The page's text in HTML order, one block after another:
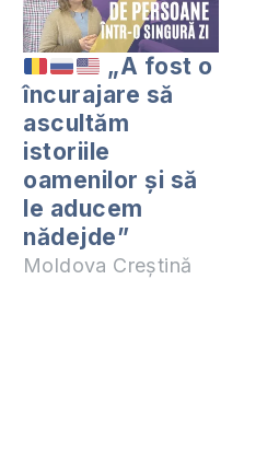
„A fost o
încurajare să
ascultăm
istoriile
oamenilor și să
le aducem
nădejde”
Moldova Creștină